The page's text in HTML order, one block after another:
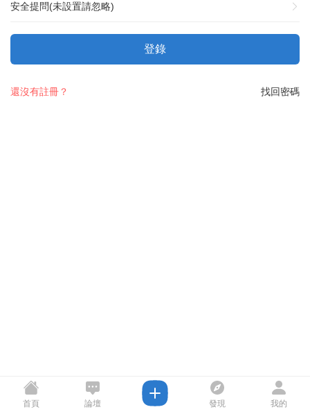
安全提問(未設置請忽略)
登錄
找回密碼
還沒有註冊？
首頁 論壇 發現 我的